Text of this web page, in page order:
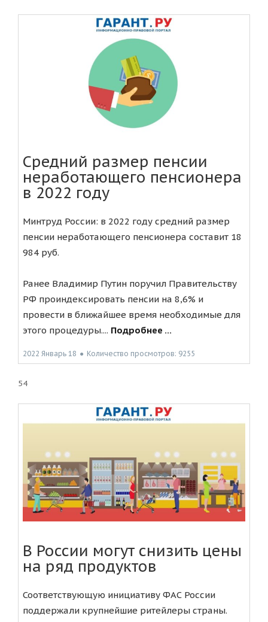
Средний размер пенсии
неработающего пенсионера
в 2022 году
Минтруд России: в 2022 году средний размер
пенсии неработающего пенсионера составит 18
984 руб.
Ранее Владимир Путин поручил Правительству
РФ проиндексировать пенсии на 8,6% и
провести в ближайшее время необходимые для
этого процедуры.... Подробнее ...
2022 Январь 18 ● Количество просмотров: 9255
54
В России могут снизить цены
на ряд продуктов
Соответствующую инициативу ФАС России
поддержали крупнейшие ритейлеры страны.